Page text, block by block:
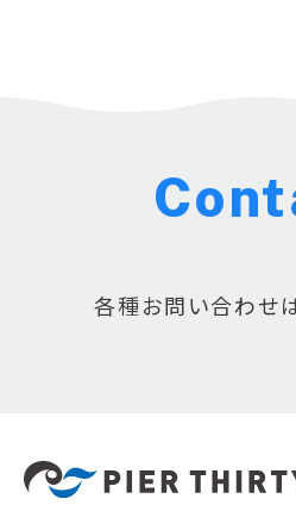
各種お問い合わせ